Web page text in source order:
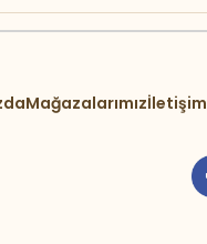
Mağazalarımızİletişim